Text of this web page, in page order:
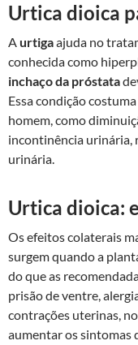
Urtica dioica
Aurtigaajuda no
conhecida como
inchaço da próstata
Essa condição
homem, como
incontinência urinária,
urinária.
Urtica dioica:
Os efeitos colaterais
surgem quando a
do que as
prisão de ventre,
contrações uterinas,
aumentar os sintomas